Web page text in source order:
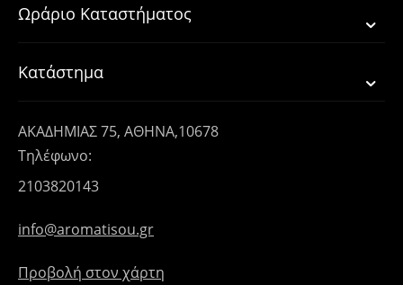
Ωράριο Καταστήματος
Κατάστημα
ΑΚΑΔΗΜΙΑΣ 75, ΑΘΗΝΑ,10678
Τηλέφωνο:
2103820143
info@aromatisou.gr
Προβολή στον χάρτη